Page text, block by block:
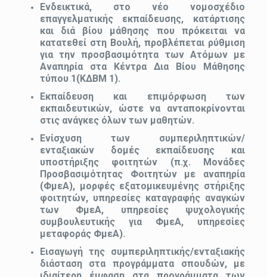
Ενδεικτικά, στο νέο νοµοσχέδιο
επαγγελµατικής εκπαίδευσης, κατάρτισης
και διά βίου µάθησης που πρόκειται να
κατατεθεί στη Βουλή, προβλέπεται ρύθµιση
για την προσβασιµότητα των Ατόµων µε
Αναπηρία στα Κέντρα Δια Βίου Μάθησης
τύπου 1(ΚΔΒΜ 1).
Εκπαίδευση και επιμόρφωση των
εκπαιδευτικών, ώστε να ανταποκρίνονται
στις ανάγκες όλων των µαθητών.
Ενίσχυση των συµπεριληπτικών/
ενταξιακών δοµές εκπαίδευσης και
υποστήριξης φοιτητών (π.χ. Μονάδες
Προσβασιµότητας Φοιτητών µε αναπηρία
(ΦµεΑ), µορφές εξατοµικευµένης στήριξης
φοιτητών, υπηρεσίες καταγραφής αναγκών
των ΦµεΑ, υπηρεσίες ψυχολογικής
συµβουλευτικής για ΦµεΑ, υπηρεσίες
µεταφοράς ΦµεΑ).
Εισαγωγή της συµπεριληπτικής/ενταξιακής
διάσταση στα προγράµµατα σπουδών, µε